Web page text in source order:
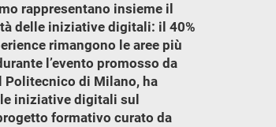
rappresentano insieme il
delle iniziative digitali: il 40%
rimangono le aree più
l’evento promosso da
Politecnico di Milano, ha
iniziative digitali sul
formativo curato da